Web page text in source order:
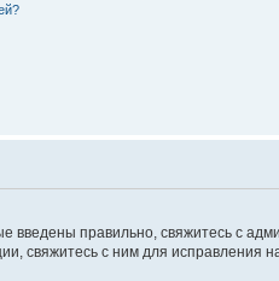
введены правильно, свяжитесь с
свяжитесь с ним для исправления